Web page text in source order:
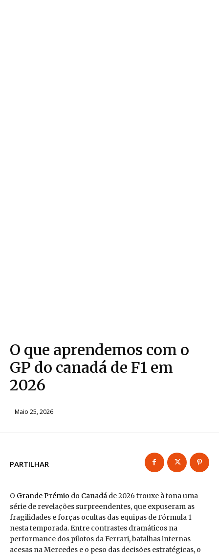
O que aprendemos com o
GP do canadá de F1 em
2026
Maio 25, 2026
PARTILHAR
O Grande Prémio do Canadá de 2026 trouxe à tona uma
série de revelações surpreendentes, que expuseram as
fragilidades e forças ocultas das equipas de Fórmula 1
nesta temporada. Entre contrastes dramáticos na
performance dos pilotos da Ferrari, batalhas internas
acesas na Mercedes e o peso das decisões estratégicas, o